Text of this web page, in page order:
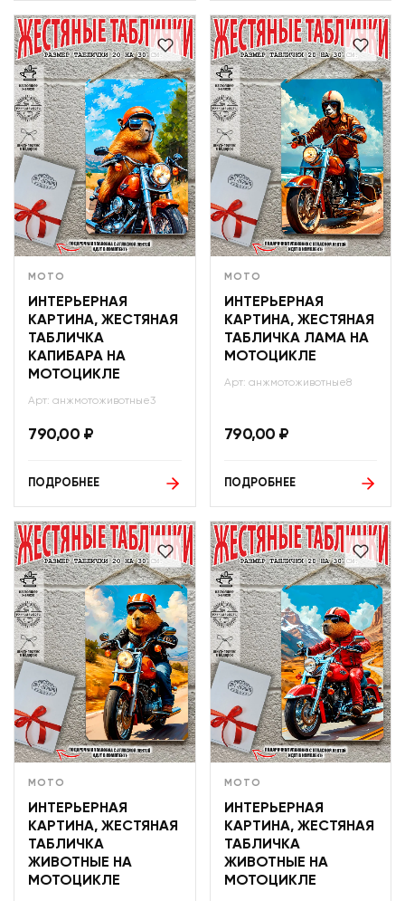
МОТО
ИНТЕРЬЕРНАЯ
КАРТИНА, ЖЕСТЯНАЯ
ТАБЛИЧКА
КАПИБАРА НА
МОТОЦИКЛЕ
Арт: анжмотоживотные3
790,00 ₽
ПОДРОБНЕЕ
МОТО
ИНТЕРЬЕРНАЯ
КАРТИНА, ЖЕСТЯНАЯ
ТАБЛИЧКА ЛАМА НА
МОТОЦИКЛЕ
Арт: анжмотоживотные8
790,00 ₽
ПОДРОБНЕЕ
МОТО
ИНТЕРЬЕРНАЯ
КАРТИНА, ЖЕСТЯНАЯ
ТАБЛИЧКА
ЖИВОТНЫЕ НА
МОТОЦИКЛЕ
МОТО
ИНТЕРЬЕРНАЯ
КАРТИНА, ЖЕСТЯНАЯ
ТАБЛИЧКА
ЖИВОТНЫЕ НА
МОТОЦИКЛЕ